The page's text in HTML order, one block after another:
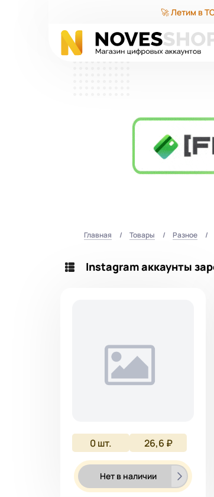
🚀 Летим в
Главная Товары Разное
Instagram аккаунты
0шт. 26,6 ₽
Нет в наличии